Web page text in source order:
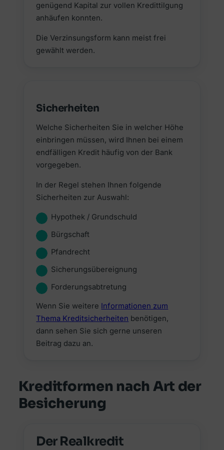
genügend Kapital zur vollen Kredittilgung
anhäufen konnten.
Die Verzinsungsform kann meist frei
gewählt werden.
Sicherheiten
Welche Sicherheiten Sie in welcher Höhe
einbringen müssen, wird Ihnen bei einem
endfälligen Kredit häufig von der Bank
vorgegeben.
In der Regel stehen Ihnen folgende
Sicherheiten zur Auswahl:
Hypothek / Grundschuld
Bürgschaft
Pfandrecht
Sicherungsübereignung
Forderungsabtretung
Wenn Sie weitere Informationen zum
Thema Kreditsicherheiten benötigen,
dann sehen Sie sich gerne unseren
Beitrag dazu an.
Kreditformen nach Art der
Besicherung
Der Realkredit